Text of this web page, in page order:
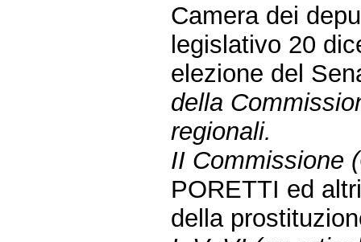
Camera dei
legislativo 20
elezione del
della
regionali.
II Commissione
PORETTI ed
della